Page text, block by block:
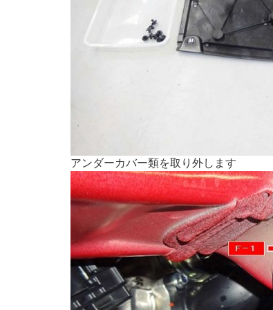
アンダーカバー類を取り外します